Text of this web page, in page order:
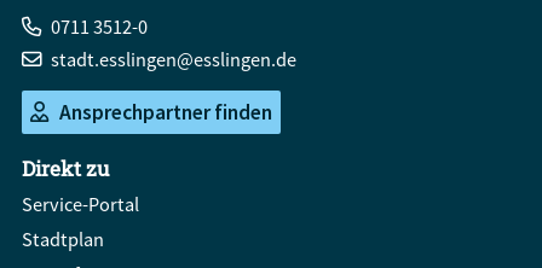
0711 3512-0
stadt.esslingen@esslingen.de
Ansprechpartner finden
Direkt zu
Service-Portal
Stadtplan